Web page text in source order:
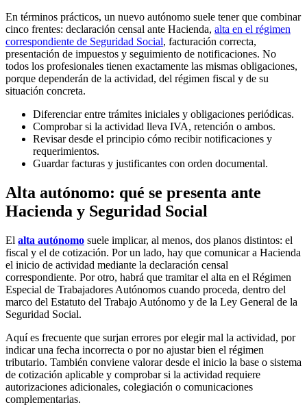
En términos prácticos, un nuevo autónomo suele tener que combinar
cinco frentes: declaración censal ante Hacienda, alta en el régimen
correspondiente de Seguridad Social, facturación correcta,
presentación de impuestos y seguimiento de notificaciones. No
todos los profesionales tienen exactamente las mismas obligaciones,
porque dependerán de la actividad, del régimen fiscal y de su
situación concreta.
Diferenciar entre trámites iniciales y obligaciones periódicas.
Comprobar si la actividad lleva IVA, retención o ambos.
Revisar desde el principio cómo recibir notificaciones y
requerimientos.
Guardar facturas y justificantes con orden documental.
Alta autónomo: qué se presenta ante
Hacienda y Seguridad Social
El alta autónomo suele implicar, al menos, dos planos distintos: el
fiscal y el de cotización. Por un lado, hay que comunicar a Hacienda
el inicio de actividad mediante la declaración censal
correspondiente. Por otro, habrá que tramitar el alta en el Régimen
Especial de Trabajadores Autónomos cuando proceda, dentro del
marco del Estatuto del Trabajo Autónomo y de la Ley General de la
Seguridad Social.
Aquí es frecuente que surjan errores por elegir mal la actividad, por
indicar una fecha incorrecta o por no ajustar bien el régimen
tributario. También conviene valorar desde el inicio la base o sistema
de cotización aplicable y comprobar si la actividad requiere
autorizaciones adicionales, colegiación o comunicaciones
complementarias.